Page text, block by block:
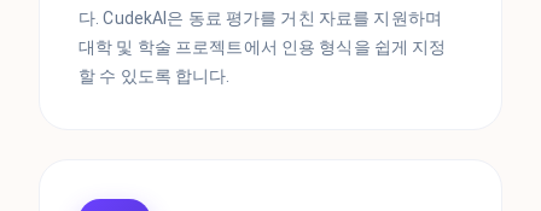
다. CudekAI은 동료 평가를 거친 자료를 지원하며
대학 및 학술 프로젝트에서 인용 형식을 쉽게 지정
할 수 있도록 합니다.